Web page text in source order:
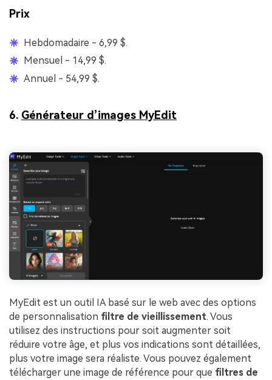
Prix
Hebdomadaire - 6,99 $.
Mensuel - 14,99 $.
Annuel - 54,99 $.
6. Générateur d’images MyEdit
MyEdit est un outil IA basé sur le web avec des options
de personnalisation filtre de vieillissement. Vous
utilisez des instructions pour soit augmenter soit
réduire votre âge, et plus vos indications sont détaillées,
plus votre image sera réaliste. Vous pouvez également
télécharger une image de référence pour que filtres de